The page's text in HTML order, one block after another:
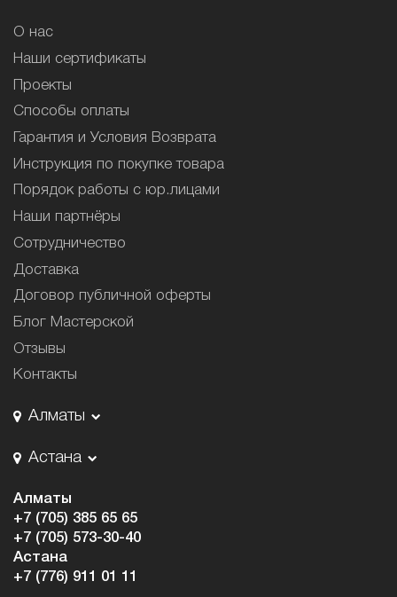
О нас
Наши сертификаты
Проекты
Способы оплаты
Гарантия и Условия Возврата
Инструкция по покупке товара
Порядок работы с юр.лицами
Наши партнёры
Сотрудничество
Доставка
Договор публичной оферты
Блог Мастерской
Отзывы
Контакты
Алматы
Астана
Алматы
+7 (705) 385 65 65
+7 (705) 573-30-40
Астана
+7 (776) 911 01 11